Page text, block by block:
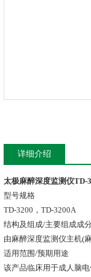
详细介绍
太极麻醉深度监测仪TD-
型号规格
TD-3200，TD-3200A
结构及组成/主要组成成
由麻醉深度监测仪主机(
适用范围/预期用途
该产品临床用于成人脑